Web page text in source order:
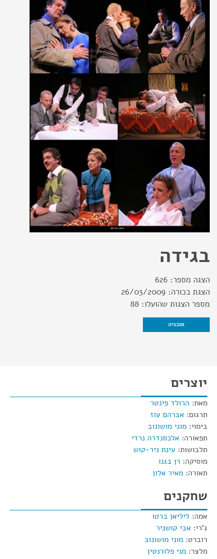
בגידה
הצגה מספר: 626
הצגת בכורה: 26/03/2009
מספר הצגות שהועלו: 88
תוכניה
יוצרים
מאת: הרולד פינטר
תרגום: אברהם עוז
בימוי: מוני מושונוב
תפאורה: אלכסנדרה נרדי
תלבושות: עינת ניר-קוש
מוסיקה: רן בגנו
תאורה: מאיר אלון
שחקנים
אמה: ליליאן ברטו
ג'רי: אבי קושניר
רוברט: מוני מושונוב
מלצר: מני פלורנטין